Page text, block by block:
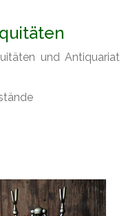
und Antiquariat